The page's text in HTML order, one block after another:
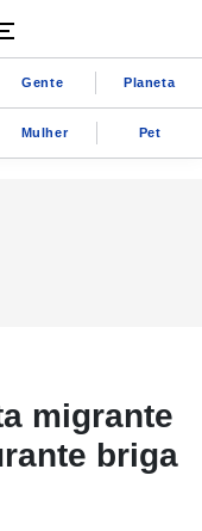
Gente Planeta
Mulher Pet
migrante
briga